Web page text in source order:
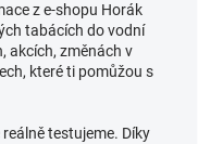
z e-shopu Horák
tabácích do vodní
akcích, změnách v
které ti pomůžou s
testujeme. Díky